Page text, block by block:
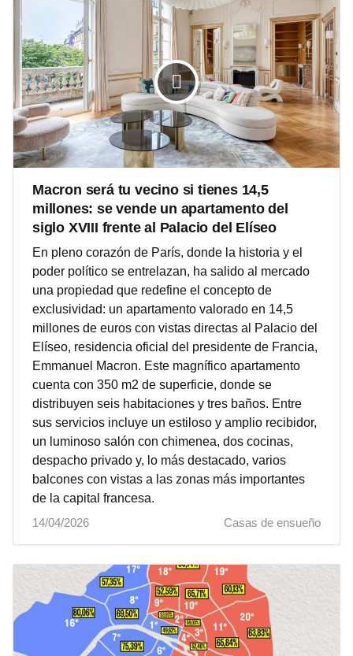
Macron será tu vecino si tienes 14,5
millones: se vende un apartamento del
siglo XVIII frente al Palacio del Elíseo
En pleno corazón de París, donde la historia y el
poder político se entrelazan, ha salido al mercado
una propiedad que redefine el concepto de
exclusividad: un apartamento valorado en 14,5
millones de euros con vistas directas al Palacio del
Elíseo, residencia oficial del presidente de Francia,
Emmanuel Macron. Este magnífico apartamento
cuenta con 350 m2 de superficie, donde se
distribuyen seis habitaciones y tres baños. Entre
sus servicios incluye un estiloso y amplio recibidor,
un luminoso salón con chimenea, dos cocinas,
despacho privado y, lo más destacado, varios
balcones con vistas a las zonas más importantes
de la capital francesa.
14/04/2026
Casas de ensueño